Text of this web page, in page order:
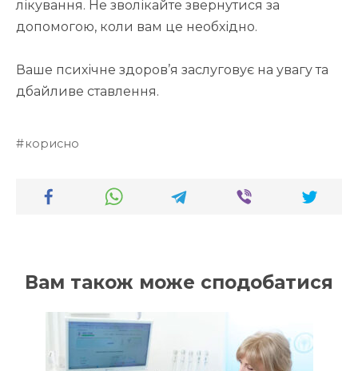
лікування. Не зволікайте звернутися за
допомогою, коли вам це необхідно.
Ваше психічне здоров’я заслуговує на увагу та
дбайливе ставлення.
корисно
Вам також може сподобатися